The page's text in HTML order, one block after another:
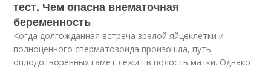
тест. Чем опасна внематочная
беременность
Когда долгожданная встреча зрелой яйцеклетки и
полноценного сперматозоида произошла, путь
оплодотворенных гамет лежит в полость матки. Однако